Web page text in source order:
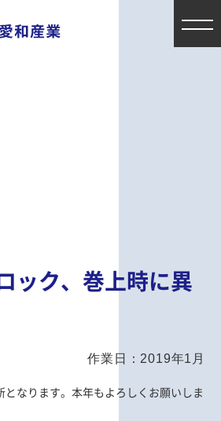
ック、巻上時に異
作業日：2019年1月
となります。本年もよろしくお願いしま